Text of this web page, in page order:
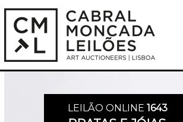
LEILÃO ONLINE 1643